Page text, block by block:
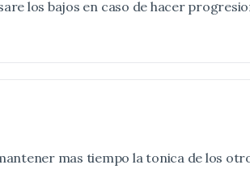
los bajos en caso de hacer
mas tiempo la tonica de los